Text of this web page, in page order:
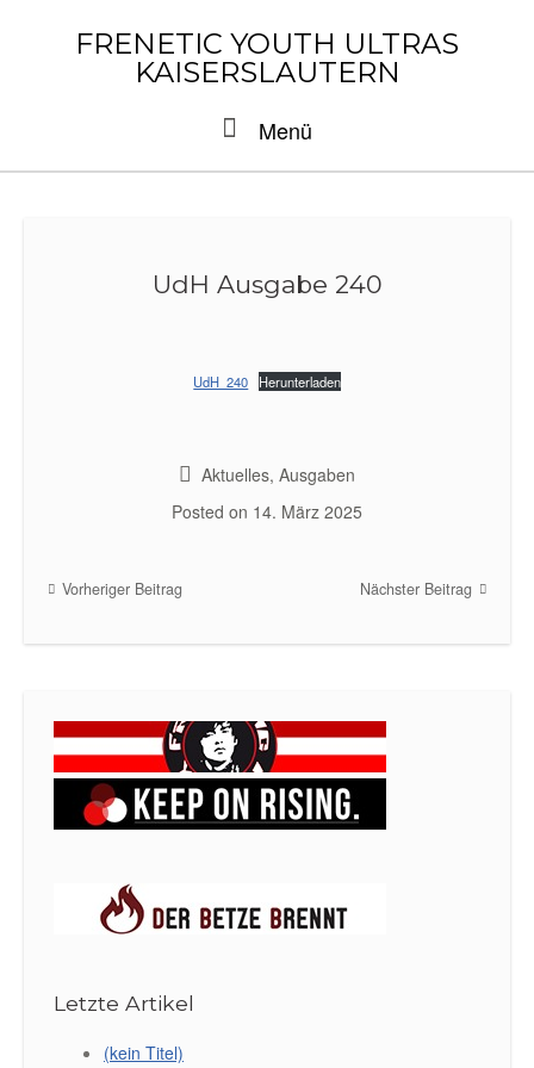
FRENETIC YOUTH ULTRAS
KAISERSLAUTERN
Menü
UdH Ausgabe 240
UdH_240 Herunterladen
Aktuelles,Ausgaben
Posted on 14. März 2025
Post navigation
Vorheriger Beitrag Nächster Beitrag
Letzte Artikel
(kein Titel)